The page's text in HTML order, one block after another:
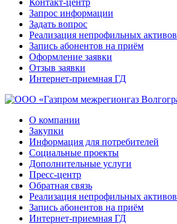
Контакт-центр
Запрос информации
Задать вопрос
Реализация непрофильных активов
Запись абонентов на приём
Оформление заявки
Отзыв заявки
Интернет-приемная ГД
О компании
Закупки
Информация для потребителей
Социальные проекты
Дополнительные услуги
Пресс-центр
Обратная связь
Реализация непрофильных активов
Запись абонентов на приём
Интернет-приемная ГД